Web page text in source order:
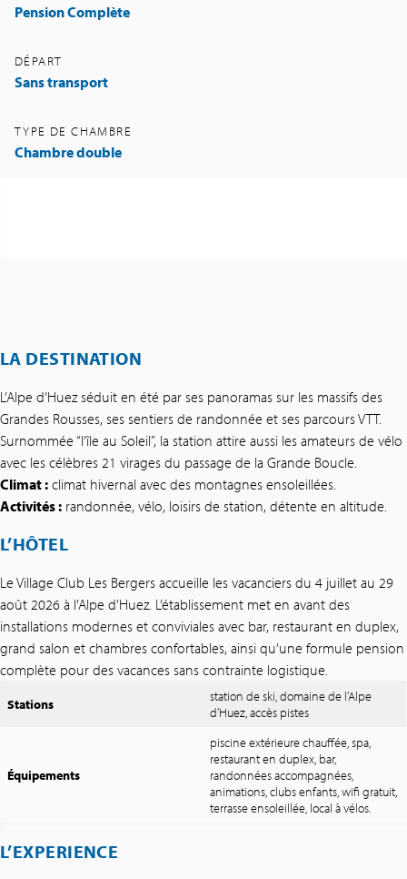
Pension Complète
DÉPART
Sans transport
TYPE DE CHAMBRE
Chambre double
LA DESTINATION
L’Alpe d’Huez séduit en été par ses panoramas sur les massifs des
Grandes Rousses, ses sentiers de randonnée et ses parcours VTT.
Surnommée “l’île au Soleil”, la station attire aussi les amateurs de vélo
avec les célèbres 21 virages du passage de la Grande Boucle.
Climat : climat hivernal avec des montagnes ensoleillées.
Activités : randonnée, vélo, loisirs de station, détente en altitude.
L’HÔTEL
Le Village Club Les Bergers accueille les vacanciers du 4 juillet au 29
août 2026 à l’Alpe d’Huez. L’établissement met en avant des
installations modernes et conviviales avec bar, restaurant en duplex,
grand salon et chambres confortables, ainsi qu’une formule pension
complète pour des vacances sans contrainte logistique.
Stations
station de ski, domaine de l’Alpe
d’Huez, accès pistes
Équipements
piscine extérieure chauffée, spa,
restaurant en duplex, bar,
randonnées accompagnées,
animations, clubs enfants, wifi gratuit,
terrasse ensoleillée, local à vélos.
L’EXPERIENCE